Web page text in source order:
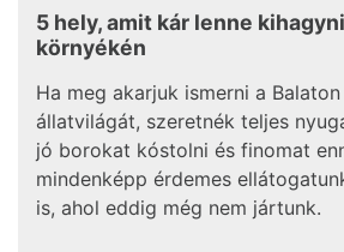
5 hely, amit kár lenne
környékén
Ha meg akarjuk ismerni a
állatvilágát, szeretnék teljes
jó borokat kóstolni és finomat
mindenképp érdemes
is, ahol eddig még nem jártunk.